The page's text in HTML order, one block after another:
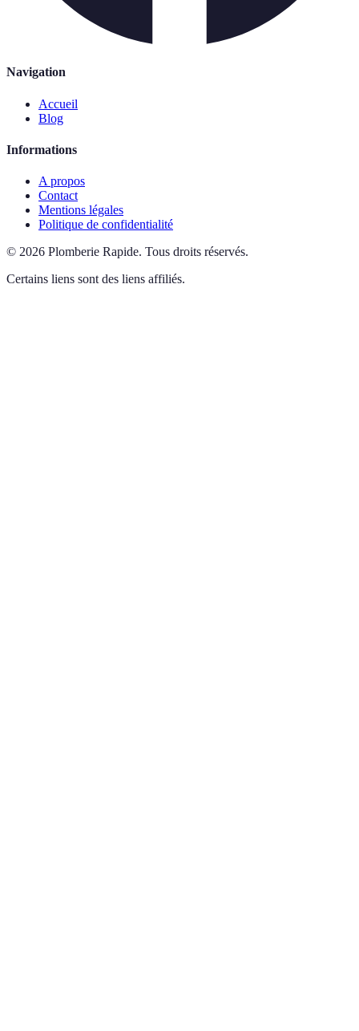
Navigation
Accueil
Blog
Informations
A propos
Contact
Mentions légales
Politique de confidentialité
© 2026 Plomberie Rapide. Tous droits réservés.
Certains liens sont des liens affiliés.